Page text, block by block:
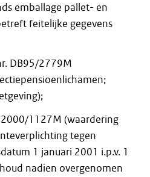
emballage pallet- en
feitelijke gegevens
DB95/2779M
1127M (waardering
tegen
1 januari 2001 i.p.v. 1
nadien overgenomen